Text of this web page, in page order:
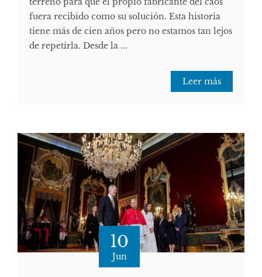
fuera recibido como su solución. Esta historia
tiene más de cien años pero no estamos tan lejos
de repetirla. Desde la ...
Leer más
10
Jun